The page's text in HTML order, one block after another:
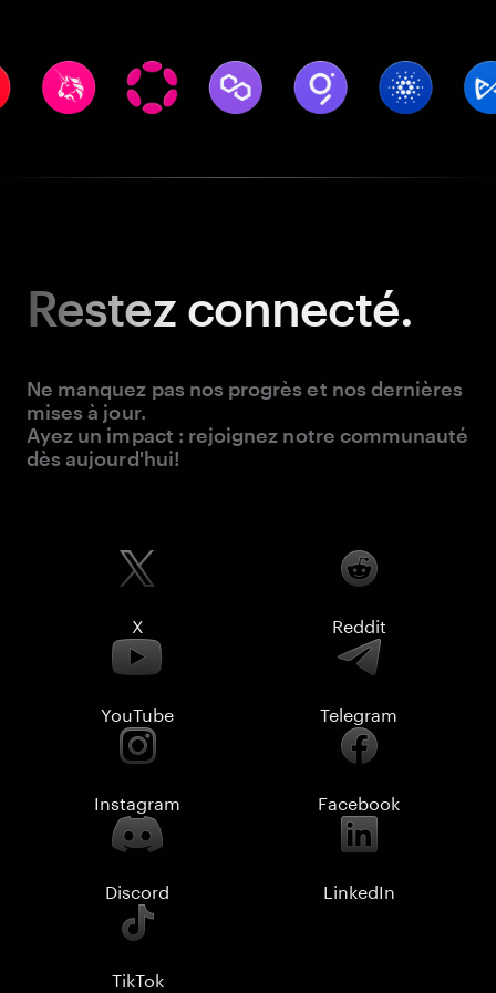
Restezconnecté.
Ne manquez pas nos progrès et nos dernières
mises à jour.
Ayez un impact : rejoignez notre communauté
dès aujourd'hui!
X Reddit
YouTube Telegram
Instagram Facebook
Discord LinkedIn
TikTok